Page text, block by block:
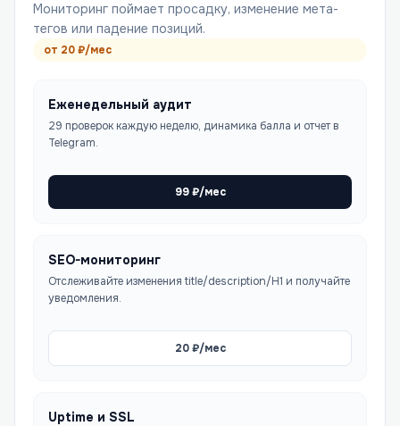
Мониторинг поймает просадку, изменение мета-
тегов или падение позиций.
от 20₽/мес
Еженедельный аудит
29 проверок каждую неделю, динамика балла и отчет в
Telegram.
99₽/мес
SEO-мониторинг
Отслеживайте изменения title/description/H1 и получайте
уведомления.
20₽/мес
Uptime и SSL